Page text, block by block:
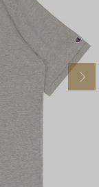
コーディネート
す